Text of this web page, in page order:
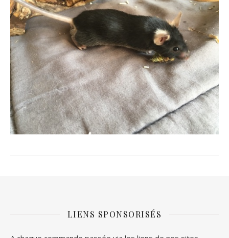
LIENS SPONSORISÉS